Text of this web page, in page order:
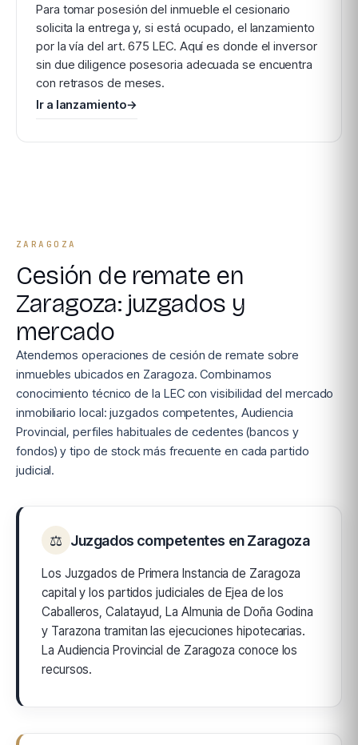
Para tomar posesión del inmueble el cesionario
solicita la entrega y, si está ocupado, el lanzamiento
por la vía del art. 675 LEC. Aquí es donde el inversor
sin due diligence posesoria adecuada se encuentra
con retrasos de meses.
Ir a lanzamiento→
ZARAGOZA
Cesión de remate en
Zaragoza: juzgados y
mercado
Atendemos operaciones de cesión de remate sobre
inmuebles ubicados en Zaragoza. Combinamos
conocimiento técnico de la LEC con visibilidad del mercado
inmobiliario local: juzgados competentes, Audiencia
Provincial, perfiles habituales de cedentes (bancos y
fondos) y tipo de stock más frecuente en cada partido
judicial.
⚖ Juzgados competentes en Zaragoza
Los Juzgados de Primera Instancia de Zaragoza
capital y los partidos judiciales de Ejea de los
Caballeros, Calatayud, La Almunia de Doña Godina
y Tarazona tramitan las ejecuciones hipotecarias.
La Audiencia Provincial de Zaragoza conoce los
recursos.